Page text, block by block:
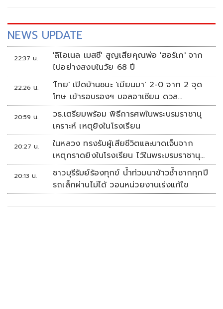
NEWS UPDATE
22:37 น.
'ลิโอเนล เมสซี' สูญเสียคุณพ่อ 'ฮอร์เก' จาก
ไปอย่างสงบในวัย 68 ปี
22:26 น.
'ไทย' เปิดบ้านชนะ 'เมียนมา' 2-0 จาก 2 จุด
โทษ เข้ารอบรองฯ บอลอาเซียน ดวล
'สิงคโปร์'
20:59 น.
วธ.เตรียมพร้อม พิธีการศพในพระบรมราชานุ
เคราะห์ เหตุยิงในโรงเรียน
20:27 น.
ในหลวง ทรงรับผู้เสียชีวิตและบาดเจ็บจาก
เหตุกราดยิงในโรงเรียน ไว้ในพระบรมราชานุ
เคราะห์
20:13 น.
ชาวบุรีรัมย์ร้องทุกข์ น้ำท่วมนาข้าวซ้ำซากทุกปี
รถเล็กผ่านไม่ได้ วอนหน่วยงานเร่งแก้ไข